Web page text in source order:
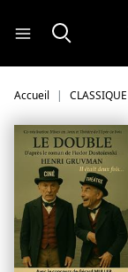
Accueil CLASSIQUE